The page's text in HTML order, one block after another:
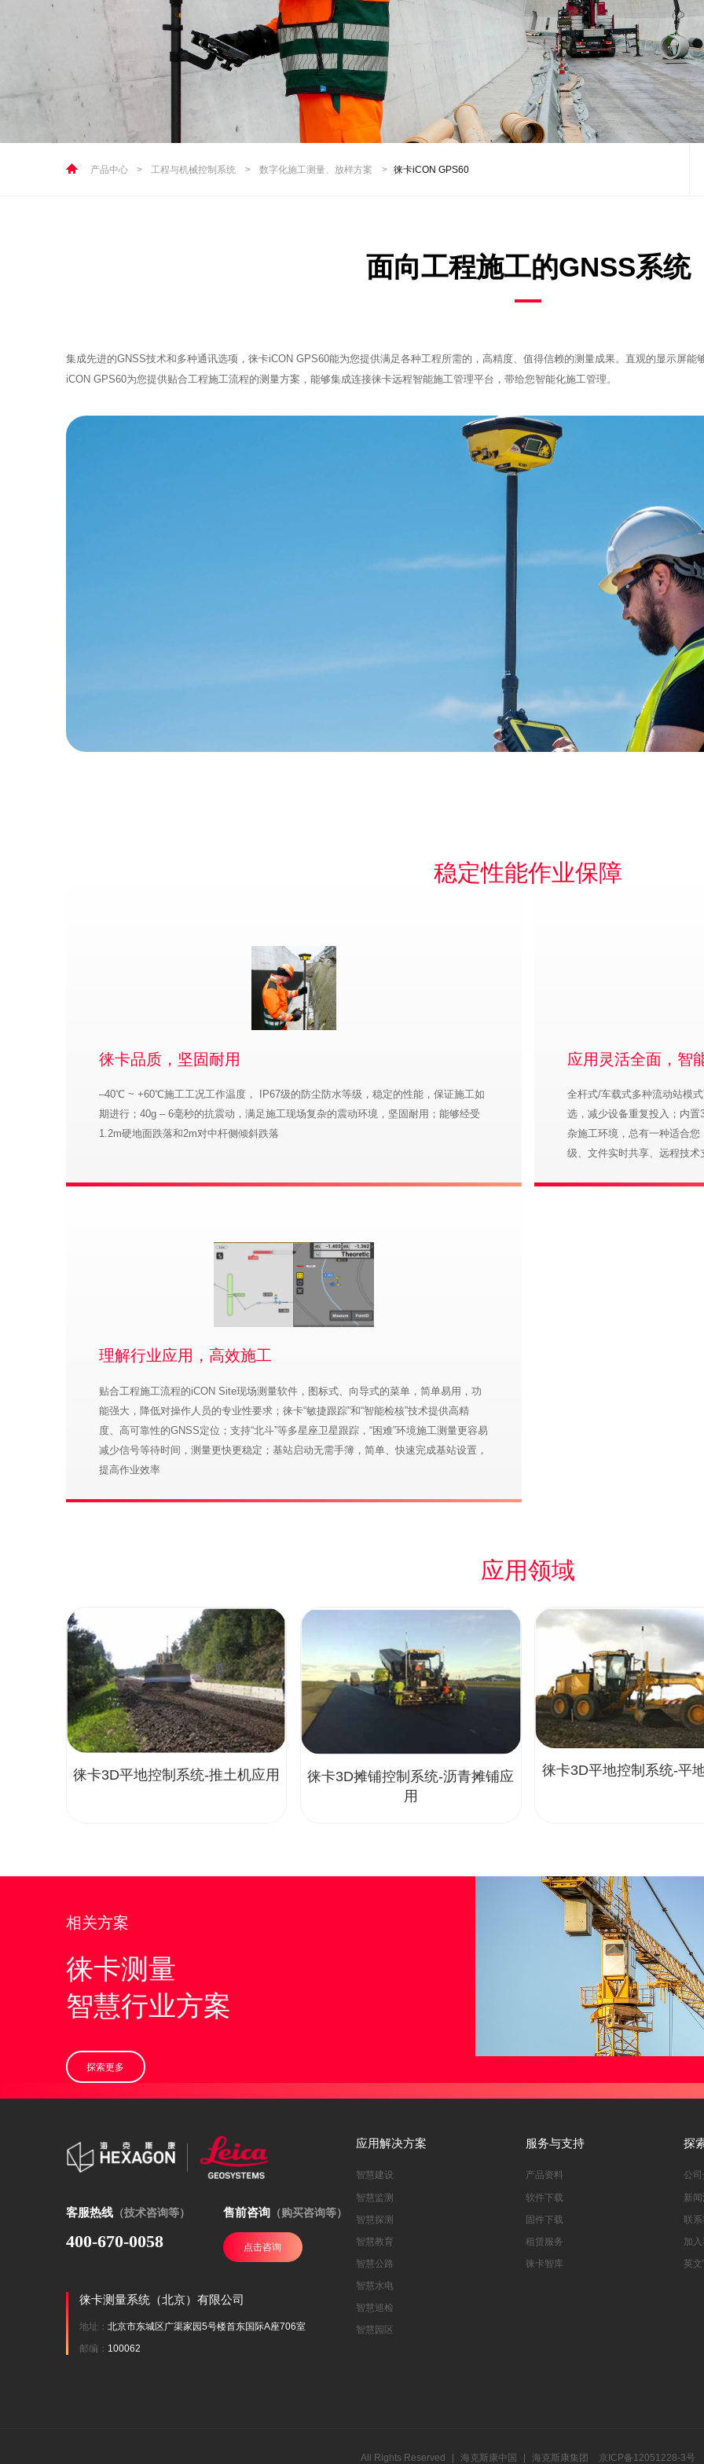
产品中心 > 工程与机械控制系统 > 数字化施工测量、放样方案 > 徕卡iCON GPS60
面向工程施工的GNSS系统
集成先进的GNSS技术和多种通讯选项，徕卡iCON GPS60能为您提供满足各种工程所需的，高精度、值得信赖的测量成果。直观的显示屏
iCON GPS60为您提供贴合工程施工流程的测量方案，能够集成连接徕卡远程智能施工管理平台，带给您智能化施工管理。
稳定性能作业保障
徕卡品质，坚固耐用
–40℃ ~ +60℃施工工况工作温度， IP67级的防尘防水等级，稳定的性能，保证施工如
期进行；40g – 6毫秒的抗震动，满足施工现场复杂的震动环境，坚固耐用；能够经受
1.2m硬地面跌落和2m对中杆侧倾斜跌落
应用灵活全面，智
全杆式/车载式多种流动站模
选，减少设备重复投入；内
杂施工环境，总有一种适合
级、文件实时共享、远程技
理解行业应用，高效施工
贴合工程施工流程的iCON Site现场测量软件，图标式、向导式的菜单，简单易用，功
能强大，降低对操作人员的专业性要求；徕卡“敏捷跟踪”和“智能检核”技术提供高精
度、高可靠性的GNSS定位；支持“北斗”等多星座卫星跟踪，“困难”环境施工测量更容易
减少信号等待时间，测量更快更稳定；基站启动无需手簿，简单、快速完成基站设置，
提高作业效率
应用领域
徕卡3D平地控制系统-推土机应用
徕卡3D摊铺控制系统-沥青摊铺应
用
徕卡3D平地控制系统-平
相关方案
徕卡测量
智慧行业方案
探索更多
客服热线 （技术咨询等）
400-670-0058
售前咨询 （购买咨询等）
点击咨询
徕卡测量系统（北京）有限公司
地址： 北京市东城区广渠家园5号楼首东国际A座706室
邮编： 100062
应用解决方案
智慧建设
智慧监测
智慧探测
智慧教育
智慧公路
智慧水电
智慧巡检
智慧园区
服务与支持
产品资料
软件下载
固件下载
租赁服务
徕卡智库
探
公
新
联
加
英
All Rights Reserved 海克斯康中国 海克斯康集团 京ICP备12051228-3号